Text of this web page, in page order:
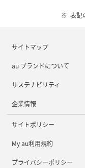
表記
サイトマップ
au ブランドについて
サステナビリティ
企業情報
サイトポリシー
My au利用規約
プライバシーポリシー